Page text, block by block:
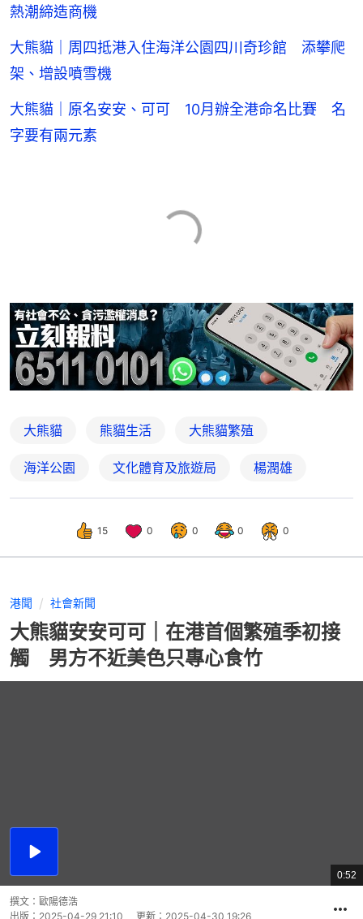
熱潮締造商機
大熊貓｜周四抵港入住海洋公園四川奇珍館 添攀爬
架、增設噴雪機
大熊貓｜原名安安、可可 10月辦全港命名比賽 名
字要有兩元素
大熊貓 熊貓生活 大熊貓繁殖
海洋公園 文化體育及旅遊局 楊潤雄
15 0 0 0 0
港聞 社會新聞
大熊貓安安可可｜在港首個繁殖季初接
觸 男方不近美色只專心食竹
播
片
總
共
0:52
撰文： 歐陽德浩
出版： 2025-04-29 21:10 更新： 2025-04-30 19:26